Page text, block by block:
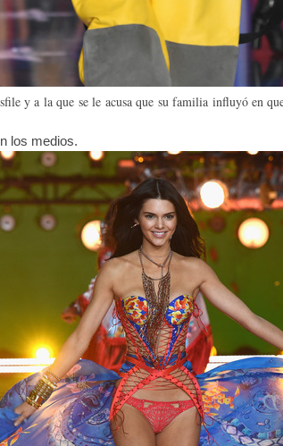
y a la que se le acusa que su familia influyó en
los medios.